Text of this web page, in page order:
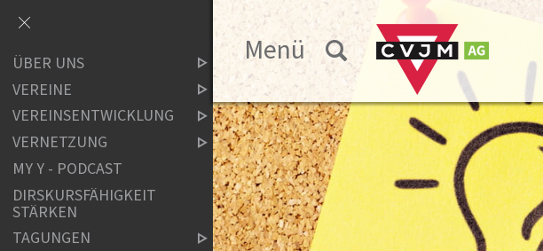
Menü
ÜBER UNS
VEREINE
VEREINSENTWICKLUNG
VERNETZUNG
MY Y - PODCAST
DIRSKURSFÄHIGKEIT
STÄRKEN
TAGUNGEN